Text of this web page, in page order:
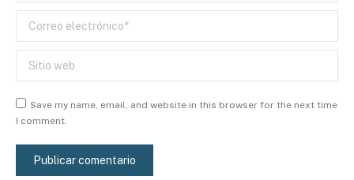
Save my name, email, and website in this browser for the next time
I comment.
Publicar comentario